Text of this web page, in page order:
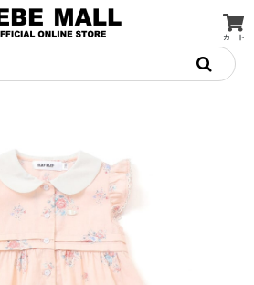
カート